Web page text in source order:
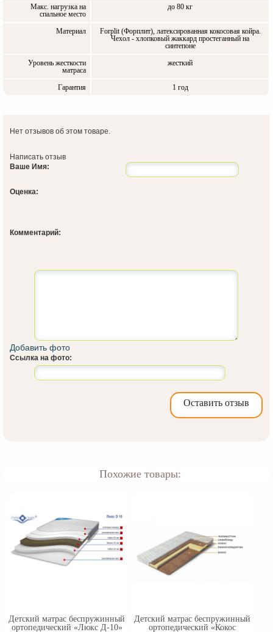
Макс. нагрузка на
спальное место
до 80 кг
Материал
Forplit (Форплит), латексированная кокосовая койра.
Чехол - хлопковый жаккард простеганный на
синтепоне
Уровень жесткости
матраса
жесткий
Гарантия 1 год
Нет отзывов об этом товаре.
Написать отзыв
Ваше Имя:
Оценка:
Комментарий:
Добавить фото
Ссылка на фото:
Оставить отзыв
Похожие товары:
Детский матрас беспружинный
ортопедический «Люкс Д-10»
Детский матрас беспружинный
ортопедический «Кокос